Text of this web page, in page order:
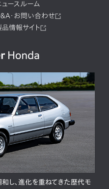
ュースルーム
・お問い合わせ
品情報サイト
し、進化を重ねてきた歴代モ